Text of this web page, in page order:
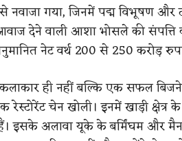
नवाजा गया, जिनमें पद्म विभूषण और
देने वाली आशा भोसले की संपत्ति
नेट वर्थ 200 से 250 करोड़
ही नहीं बल्कि एक सफल
रेस्टोरेंट चेन खोली। इनमें खाड़ी
इसके अलावा यूके के बर्मिंघम और